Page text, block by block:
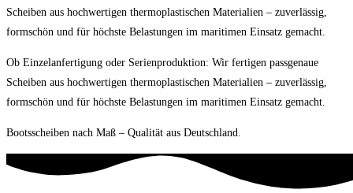
Scheiben aus hochwertigen thermoplastischen Materialien – zuverlässig,
formschön und für höchste Belastungen im maritimen Einsatz gemacht.
Ob Einzelanfertigung oder Serienproduktion: Wir fertigen passgenaue
Scheiben aus hochwertigen thermoplastischen Materialien – zuverlässig,
formschön und für höchste Belastungen im maritimen Einsatz gemacht.
Bootsscheiben nach Maß – Qualität aus Deutschland.